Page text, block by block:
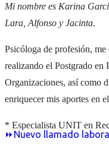
⏩Nuevo llamado
Mi nombre es Karina
Lara, Alfonso y Jacinta.
Psicóloga de profesión,
realizando el Postgrado en
Organizaciones, así como
enriquecer mis aportes en
* Especialista UNIT en